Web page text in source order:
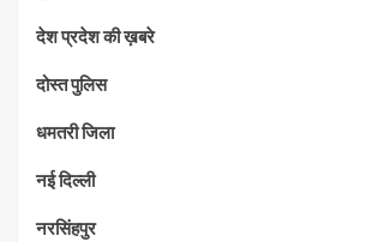
देश प्रदेश की ख़बरे
दोस्त पुलिस
धमतरी जिला
नई दिल्ली
नरसिंहपुर